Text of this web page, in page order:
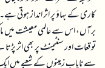
کاری کے بہاؤ پر اثر انداز ہوتی
برآں، اس سے عالمی معیشت میں
توقعات اور سنٹیمنٹ پر بھی اثر
سے نایاب زمینوں کے شعبے میں